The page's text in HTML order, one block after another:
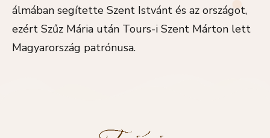
álmában segítette Szent Istvánt és az országot,
ezért Szűz Mária után Tours-i Szent Márton lett
Magyarország patrónusa.